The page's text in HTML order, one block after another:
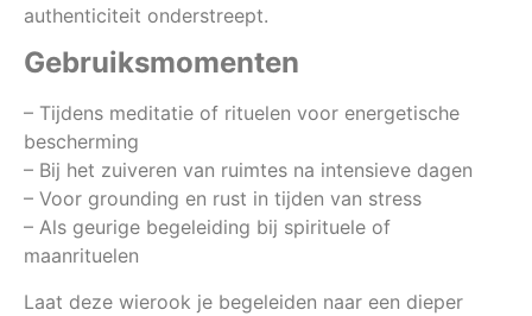
authenticiteit onderstreept.
Gebruiksmomenten
– Tijdens meditatie of rituelen voor energetische
bescherming
– Bij het zuiveren van ruimtes na intensieve dagen
– Voor grounding en rust in tijden van stress
– Als geurige begeleiding bij spirituele of
maanrituelen
Laat deze wierook je begeleiden naar een dieper